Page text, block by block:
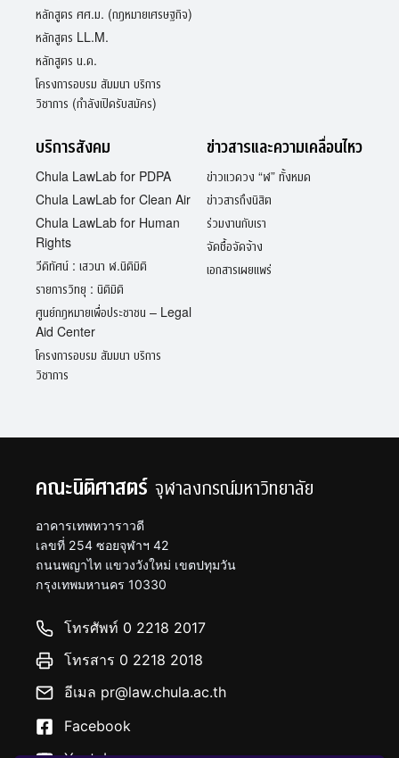
หลักสูตร ศศ.ม. (กฎหมายเศรษฐกิจ)
หลักสูตร LL.M.
หลักสูตร น.ด.
โครงการอบรม สัมมนา บริการ
วิชาการ (กำลังเปิดรับสมัคร)
บริการสังคม
Chula LawLab for PDPA
Chula LawLab for Clean Air
Chula LawLab for Human
Rights
วีดิทัศน์ : เสวนา ฬ.นิติมิติ
รายการวิทยุ : นิติมิติ
ศูนย์กฎหมายเพื่อประชาชน – Legal
Aid Center
โครงการอบรม สัมมนา บริการ
วิชาการ
ข่าวสารและความเคลื่อนไหว
ข่าวแวดวง “ฬ” ทั้งหมด
ข่าวสารถึงนิสิต
ร่วมงานกับเรา
จัดซื้อจัดจ้าง
เอกสารเผยแพร่
คณะนิติศาสตร์ จุฬาลงกรณ์มหาวิทยาลัย
อาคารเทพทวาราวดี
เลขที่ 254 ซอยจุฬาฯ 42
ถนนพญาไท แขวงวังใหม่ เขตปทุมวัน
กรุงเทพมหานคร 10330
โทรศัพท์ 0 2218 2017
โทรสาร 0 2218 2018
อีเมล pr@law.chula.ac.th
Facebook